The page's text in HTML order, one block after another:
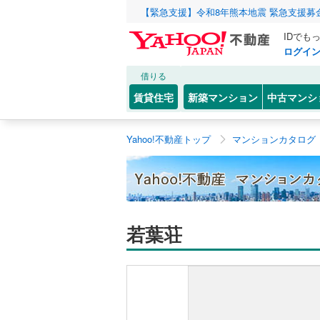
【緊急支援】令和8年熊本地震 緊急支援
IDでも
ログイン
借りる
賃貸住宅 新築マンション 中古マンシ
Yahoo!不動産トップ マンションカタログ
若葉荘